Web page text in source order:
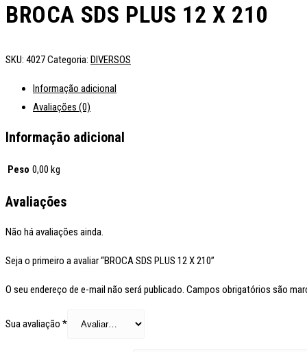
BROCA SDS PLUS 12 X 210
SKU: 4027Categoria: DIVERSOS
Informação adicional
Avaliações (0)
Informação adicional
Peso 0,00 kg
Avaliações
Não há avaliações ainda.
Seja o primeiro a avaliar “BROCA SDS PLUS 12 X 210”
O seu endereço de e-mail não será publicado. Campos obrigatórios são
Sua avaliação *